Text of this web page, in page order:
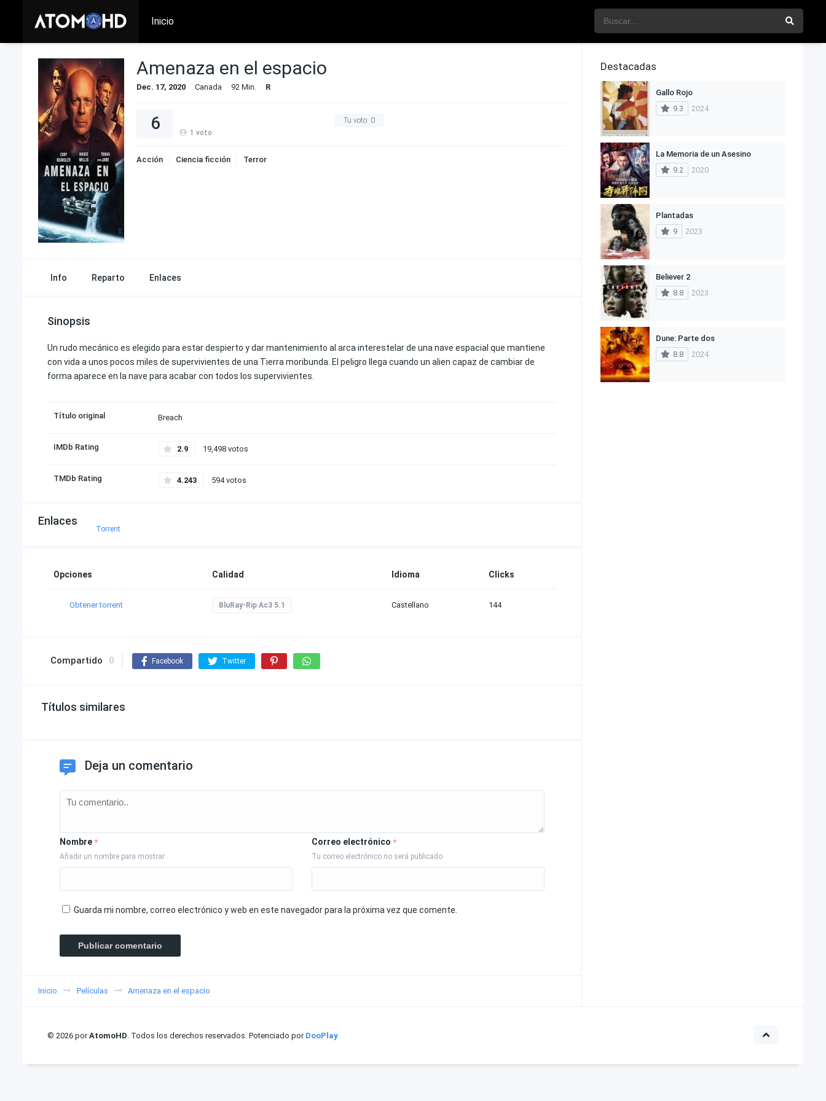
Inicio
Amenaza en el espacio
Dec. 17, 2020 Canada 92 Min. R
Tu voto: 0
6 1 voto
Acción Ciencia ficción Terror
Info Reparto Enlaces
Sinopsis
Un rudo mecánico es elegido para estar despierto y dar mantenimiento al arca interestelar de una nave espacial que mantiene
con vida a unos pocos miles de supervivientes de una Tierra moribunda. El peligro llega cuando un alien capaz de cambiar de
forma aparece en la nave para acabar con todos los supervivientes.
Título original Breach
IMDb Rating 2.9 19,498 votos
TMDb Rating 4.243 594 votos
Enlaces
Torrent
Opciones Calidad Idioma Clicks
Obtener torrent BluRay-Rip Ac3 5.1 Castellano 144
Compartido 0 Facebook Twitter
Títulos similares
Deja un comentario
Nombre *
Añadir un nombre para mostrar
Correo electrónico *
Tu correo electrónico no será publicado
Guarda mi nombre, correo electrónico y web en este navegador para la próxima vez que comente.
Inicio Películas Amenaza en el espacio
Destacadas
Gallo Rojo
9.3
2024
La Memoria de un Asesino
9.2
2020
Plantadas
9
2023
Believer 2
8.8
2023
Dune: Parte dos
8.8
2024
© 2026 porAtomoHD. Todos los derechos reservados. Potenciado por DooPlay